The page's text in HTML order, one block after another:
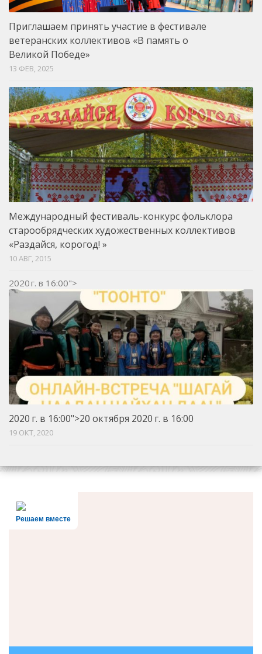
Приглашаем принять участие в фестивале
ветеранских коллективов «В память о
Великой Победе»
13 ФЕВ, 2025
Международный фестиваль-конкурс фольклора
старообрядческих художественных коллективов
«Раздайся, корогод! »
10 АВГ, 2015
2020 г. в 16:00">
2020 г. в 16:00">20 октября 2020 г. в 16:00
19 ОКТ, 2020
Решаем вместе